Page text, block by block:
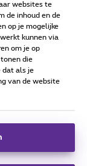
statement
het
websites te
de inhoud en de
op je mogelijke
kunnen via
om je op
die
dat als je
van de website